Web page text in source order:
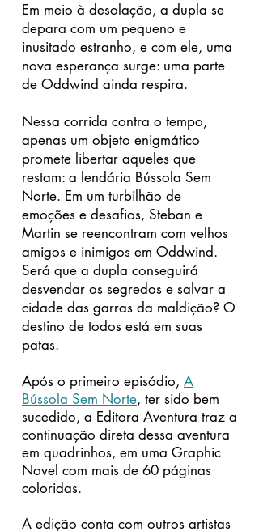
Em meio à desolação, a dupla se
depara com um pequeno e
inusitado estranho, e com ele, uma
nova esperança surge: uma parte
de Oddwind ainda respira.
Nessa corrida contra o tempo,
apenas um objeto enigmático
promete libertar aqueles que
restam: a lendária Bússola Sem
Norte. Em um turbilhão de
emoções e desafios, Steban e
Martin se reencontram com velhos
amigos e inimigos em Oddwind.
Será que a dupla conseguirá
desvendar os segredos e salvar a
cidade das garras da maldição? O
destino de todos está em suas
patas.
Após o primeiro episódio, A
Bússola Sem Norte, ter sido bem
sucedido, a Editora Aventura traz a
continuação direta dessa aventura
em quadrinhos, em uma Graphic
Novel com mais de 60 páginas
coloridas.
A edição conta com outros artistas